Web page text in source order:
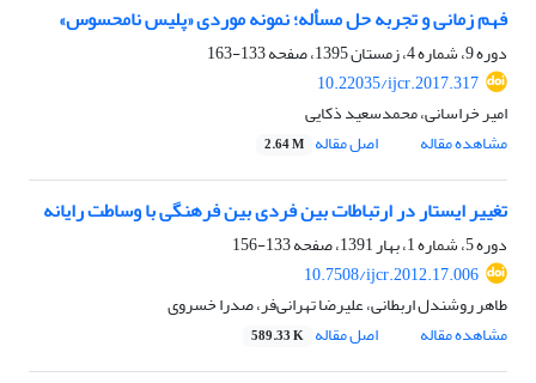
فهم زمانی و تجربه حل مسأله؛ نمونه موردی «پلیس نامحسوس»
دوره 9، شماره 4، زمستان 1395، صفحه
133-163
10.22035/ijcr.2017.317
امیر خراسانی، محمدسعید ذکایی
مشاهده مقاله
اصل مقاله 2.64 M
تغییر ایستار در ارتباطات بین فردی بین فرهنگی با وساطت رایانه
دوره 5، شماره 1، بهار 1391، صفحه
133-156
10.7508/ijcr.2012.17.006
طاهر روشندل اربطانی، علیرضا تهرانی‌فر، صدرا خسروی
مشاهده مقاله
اصل مقاله 589.33 K